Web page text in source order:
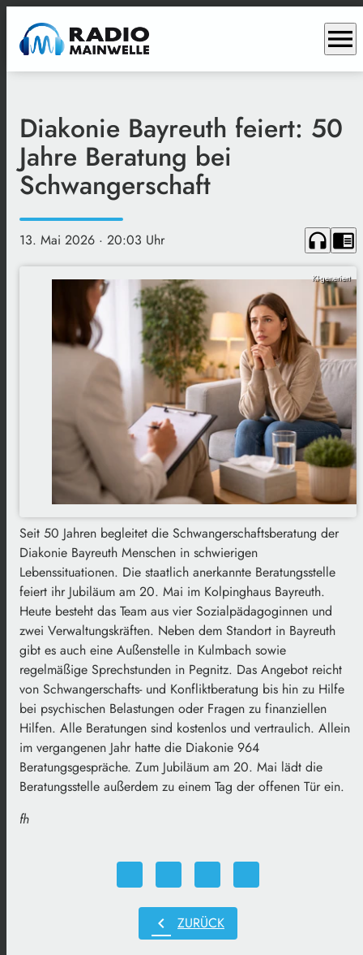
menu
Diakonie Bayreuth feiert: 50
Jahre Beratung bei
Schwangerschaft
13. Mai 2026 · 20:03 Uhr headphones chrome_reader_mode
KI-generiert
Seit 50 Jahren begleitet die Schwangerschaftsberatung der
Diakonie Bayreuth Menschen in schwierigen
Lebenssituationen. Die staatlich anerkannte Beratungsstelle
feiert ihr Jubiläum am 20. Mai im Kolpinghaus Bayreuth.
Heute besteht das Team aus vier Sozialpädagoginnen und
zwei Verwaltungskräften. Neben dem Standort in Bayreuth
gibt es auch eine Außenstelle in Kulmbach sowie
regelmäßige Sprechstunden in Pegnitz. Das Angebot reicht
von Schwangerschafts- und Konfliktberatung bis hin zu Hilfe
bei psychischen Belastungen oder Fragen zu finanziellen
Hilfen. Alle Beratungen sind kostenlos und vertraulich. Allein
im vergangenen Jahr hatte die Diakonie 964
Beratungsgespräche. Zum Jubiläum am 20. Mai lädt die
Beratungsstelle außerdem zu einem Tag der offenen Tür ein.
fh
chevron_left ZURÜCK